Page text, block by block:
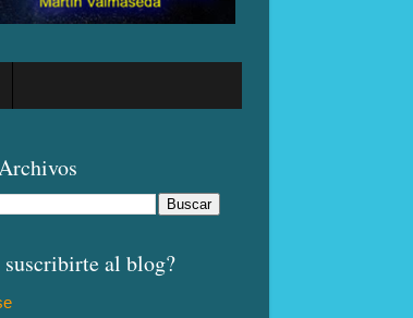
suscribirte al blog?